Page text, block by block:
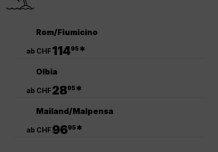
Rom/Fiumicino
ab CHF11495*
Olbia
ab CHF2895*
Mailand/Malpensa
ab CHF9695*